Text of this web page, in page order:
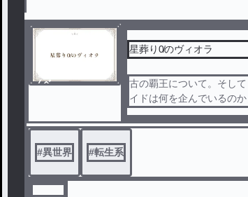
ノベ
星葬り0̸のヴィオラ
古の覇王について。そし
イドは何を企んでいるのか
#異世界 #転生系